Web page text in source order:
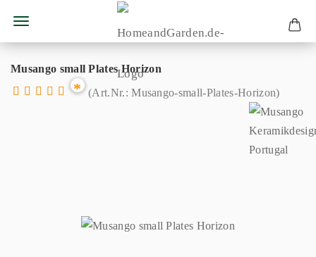
Musango small Plates Horizon
* (Art.Nr.:Musango-small-Plates-Horizon)